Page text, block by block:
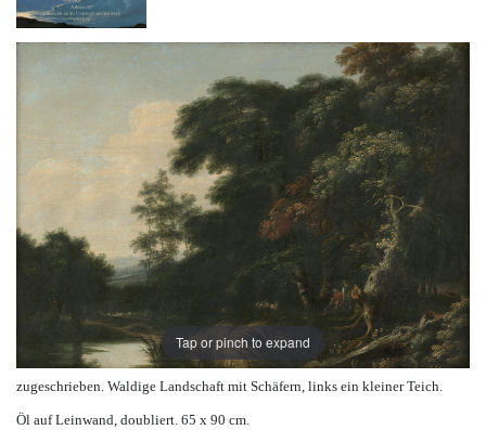
Tap or pinch to expand
zugeschrieben. Waldige Landschaft mit Schäfern, links ein kleiner Teich.
Öl auf Leinwand, doubliert. 65 x 90 cm.